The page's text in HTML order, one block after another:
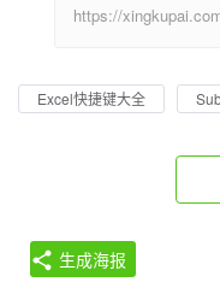
https://
Excel快捷键大全
生成海报